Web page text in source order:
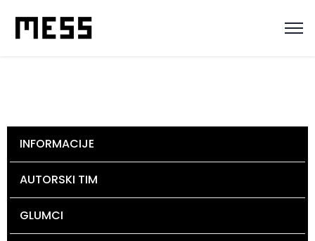
INFORMACIJE
AUTORSKI TIM
GLUMCI